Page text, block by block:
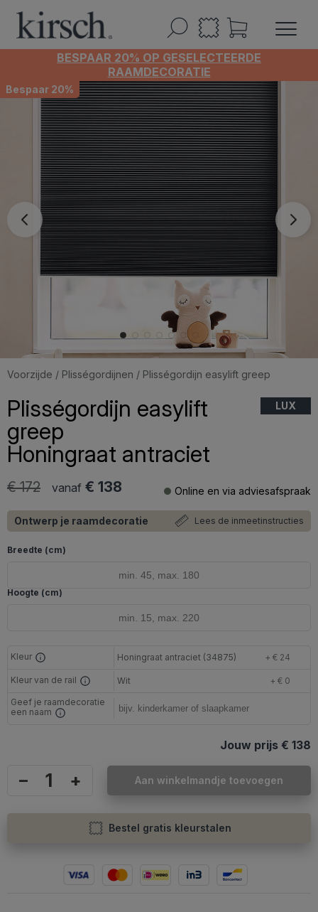
BESPAAR 20% OP GESELECTEERDE
RAAMDECORATIE
Bespaar 20%
Voorzijde / Plisségordijnen / Plisségordijn easylift greep
Plisségordijn easylift
greep
Honingraat antraciet
LUX
vanaf € 138
€ 172 Online en via adviesafspraak
Ontwerp je raamdecoratie Lees de inmeetinstructies
Breedte (cm)
Hoogte (cm)
Kleur Honingraat antraciet (34875) + € 24
Kleur van de rail Wit
+ € 0
Geef je raamdecoratie
een naam
Jouw prijs € 138
– + Aan winkelmandje toevoegen
Bestel gratis kleurstalen